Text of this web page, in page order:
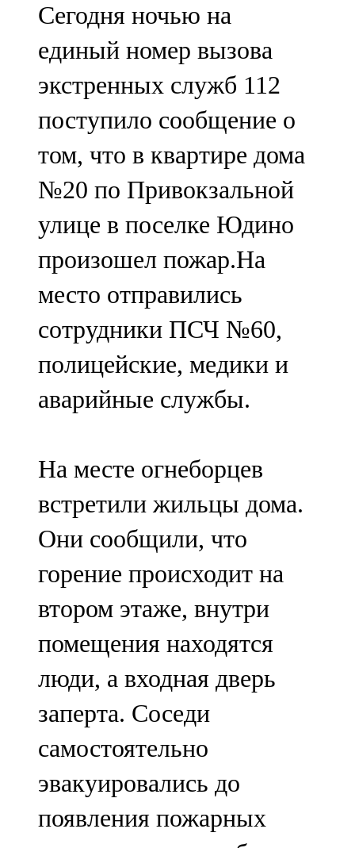
104,7 FM
Олы Әтнә
71,42 FM
Сарман
107,8 FM
Теләче
106,1 FM
Түбән Кама
102,6 FM
Чирмешән
107,7 FM
Чистай
Чүпрәле
91,0 FM
Шәмәрдән
102,3 FM
Яңа чишмә
107,0 FM
Яр Чаллы
105,5 FM
Сегодня ночью на
единый номер вызова
экстренных служб 112
поступило сообщение о
том, что в квартире дома
№20 по Привокзальной
улице в поселке Юдино
произошел пожар.На
место отправились
сотрудники ПСЧ №60,
полицейские, медики и
аварийные службы.
На месте огнеборцев
встретили жильцы дома.
Они сообщили, что
горение происходит на
втором этаже, внутри
помещения находятся
люди, а входная дверь
заперта. Соседи
самостоятельно
эвакуировались до
появления пожарных